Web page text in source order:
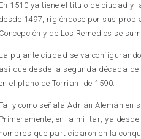
En 1510 ya tiene el título de ciudad y
desde 1497, rigiéndose por sus
Concepción y de Los Remedios se
La pujante ciudad se va
así que desde la segunda década
el plano de Torriani de 1590.
y como señala Adrián Alemán
Primeramente, en la militar; ya
hombres que participaron en la